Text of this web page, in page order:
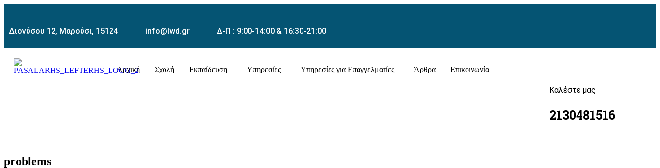
Διονύσου 12, Μαρούσι, 15124 info@lwd.gr Δ-Π : 9:00-14:00 & 16:30-21:00
Αρχική Σχολή Εκπαίδευση Υπηρεσίες Υπηρεσίες για Επαγγελματίες Άρθρα Επικοινωνία
Καλέστε μας
2130481516
problems